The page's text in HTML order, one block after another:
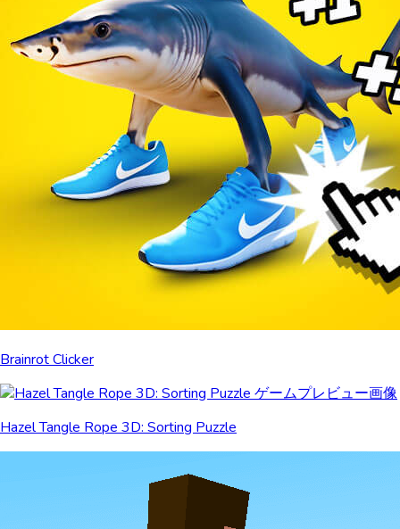
Brainrot Clicker
Hazel Tangle Rope 3D: Sorting Puzzle